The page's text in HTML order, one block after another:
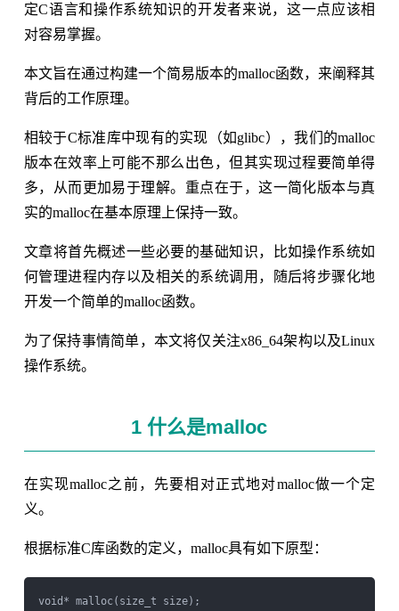
定C语言和操作系统知识的开发者来说，这一点应该相
对容易掌握。
本文旨在通过构建一个简易版本的malloc函数，来阐释其
背后的工作原理。
相较于C标准库中现有的实现（如glibc），我们的malloc
版本在效率上可能不那么出色，但其实现过程要简单得
多，从而更加易于理解。重点在于，这一简化版本与真
实的malloc在基本原理上保持一致。
文章将首先概述一些必要的基础知识，比如操作系统如
何管理进程内存以及相关的系统调用，随后将步骤化地
开发一个简单的malloc函数。
为了保持事情简单，本文将仅关注x86_64架构以及Linux
操作系统。
1 什么是malloc
在实现malloc之前，先要相对正式地对malloc做一个定
义。
根据标准C库函数的定义，malloc具有如下原型：